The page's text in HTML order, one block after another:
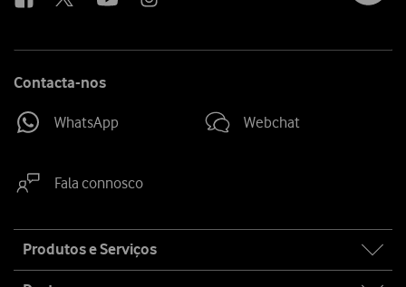
Contacta-nos
WhatsApp Webchat
Fala connosco
map
Produtos e Serviços